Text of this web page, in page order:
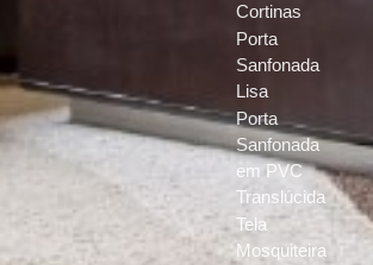
Cortinas
Porta
Sanfonada
Lisa
Porta
Sanfonada
em PVC
Translúcida
Tela
Mosquiteira